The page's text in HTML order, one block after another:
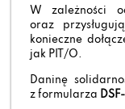
W zależności
oraz
konieczne
jak PIT/O.
Daninę
z formularza DSF-1